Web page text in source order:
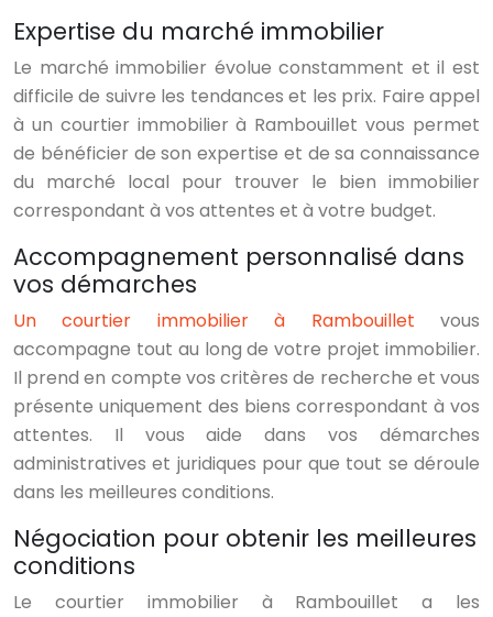
Expertise du marché immobilier
Le marché immobilier évolue constamment et il est
difficile de suivre les tendances et les prix. Faire appel
à un courtier immobilier à Rambouillet vous permet
de bénéficier de son expertise et de sa connaissance
du marché local pour trouver le bien immobilier
correspondant à vos attentes et à votre budget.
Accompagnement personnalisé dans
vos démarches
Un courtier immobilier à Rambouillet vous
accompagne tout au long de votre projet immobilier.
Il prend en compte vos critères de recherche et vous
présente uniquement des biens correspondant à vos
attentes. Il vous aide dans vos démarches
administratives et juridiques pour que tout se déroule
dans les meilleures conditions.
Négociation pour obtenir les meilleures
conditions
Le courtier immobilier à Rambouillet a les